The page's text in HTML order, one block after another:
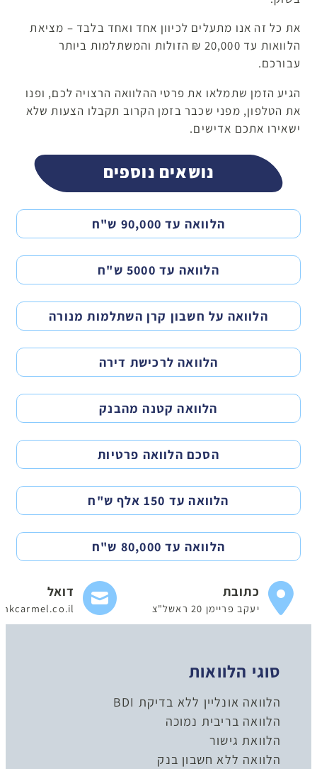
את כל זה אנו מתעלים לכיוון אחד ואחד בלבד – מציאת
הלוואות עד 20,000 ₪ הזולות והמשתלמות ביותר
עבורכם.
הגיע הזמן שתמלאו את פרטי ההלוואה הרצויה לכם, ופנו
את הטלפון, מפני שכבר בזמן הקרוב תקבלו הצעות שלא
ישאירו אתכם אדישים.
נושאים נוספים
הלוואה עד 90,000 ש"ח
הלוואה עד 5000 ש"ח
הלוואה על חשבון קרן השתלמות מנורה
הלוואה לרכישת דירה
הלוואה קטנה מהבנק
הסכם הלוואה פרטיות
הלוואה עד 150 אלף ש"ח
הלוואה עד 80,000 ש"ח
כתובת
יעקב פריימן 20 ראשל"צ
דואל
סוגי הלוואות
הלוואה אונליין ללא בדיקת BDI
הלוואה בריבית נמוכה
הלוואת גישור
הלוואה ללא חשבון בנק